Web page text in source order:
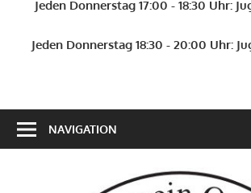
Jeden Donnerstag 17:00 - 18:30 Uhr:
Jeden Donnerstag 18:30 - 20:00 Uhr:
NAVIGATION